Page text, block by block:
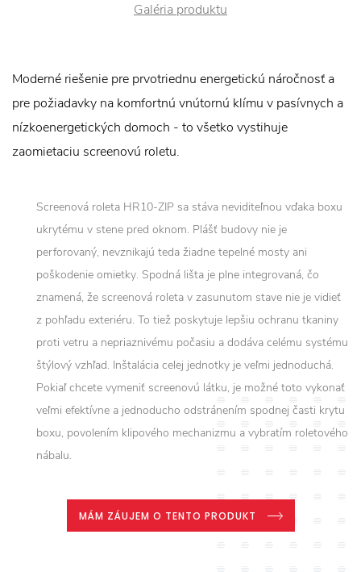
Galéria produktu
Moderné riešenie pre prvotriednu energetickú náročnosť a
pre požiadavky na komfortnú vnútornú klímu v pasívnych a
nízkoenergetických domoch - to všetko vystihuje
zaomietaciu screenovú roletu.
Screenová roleta HR10-ZIP sa stáva neviditeľnou vďaka boxu
ukrytému v stene pred oknom. Plášť budovy nie je
perforovaný, nevznikajú teda žiadne tepelné mosty ani
poškodenie omietky. Spodná lišta je plne integrovaná, čo
znamená, že screenová roleta v zasunutom stave nie je vidieť
z pohľadu exteriéru. To tiež poskytuje lepšiu ochranu tkaniny
proti vetru a nepriaznivému počasiu a dodáva celému systému
štýlový vzhľad. Inštalácia celej jednotky je veľmi jednoduchá.
Pokiaľ chcete vymeniť screenovú látku, je možné toto vykonať
veľmi efektívne a jednoducho odstránením spodnej časti krytu
boxu, povolením klipového mechanizmu a vybratím roletového
nábalu.
MÁM ZÁUJEM O TENTO PRODUKT